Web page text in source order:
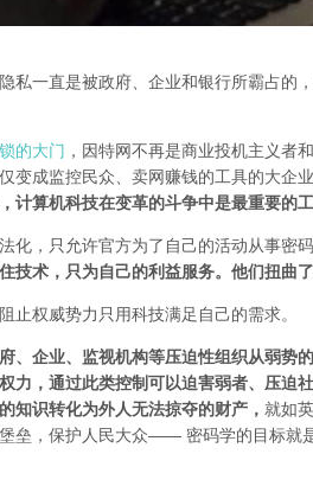
私一直是被政府、企业和银行所霸占的
的大门 ，因特网不再是商业投机主义者
变成监控民众、卖网赚钱的工具的大企
计算机科技在变革的斗争中是最重要的
化，只允许官方为了自己的活动从事密
技术，只为自己的利益服务。他们扭曲
止权威势力只用科技满足自己的需求。
、企业、监视机构等压迫性组织从弱势
力，通过此类控制可以迫害弱者、压迫
知识转化为外人无法掠夺的财产 ， 就如
垒，保护人民大众—— 密码学的目标就